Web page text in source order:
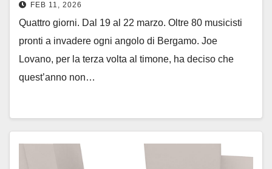
FEB 11, 2026
Quattro giorni. Dal 19 al 22 marzo. Oltre 80 musicisti
pronti a invadere ogni angolo di Bergamo. Joe
Lovano, per la terza volta al timone, ha deciso che
quest’anno non…